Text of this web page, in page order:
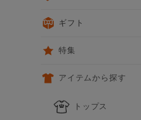
ギフト
特集
アイテムから探す
トップス